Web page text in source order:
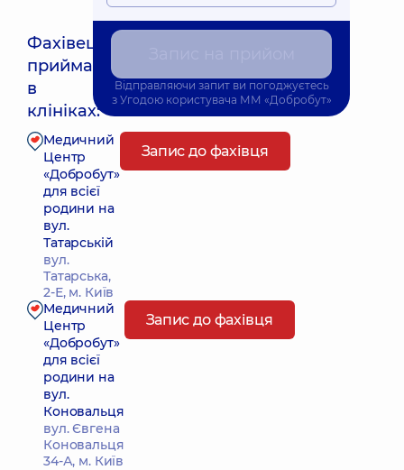
Фахівець
приймає
в
клініках:
Найближчий час прийому: Завтра о 08:00
Медичний
Центр
«Добробут»
для всієї
родини на
вул.
Татарській
вул.
Татарська,
2-Е, м. Київ
Запис до фахівця
Медичний
Центр
«Добробут»
для всієї
родини на
вул.
Коновальця
вул. Євгена
Коновальця
34-А, м. Київ
Запис до фахівця
Відправляючи запит ви погоджуєтесь
з Угодою користувача ММ «Добробут»